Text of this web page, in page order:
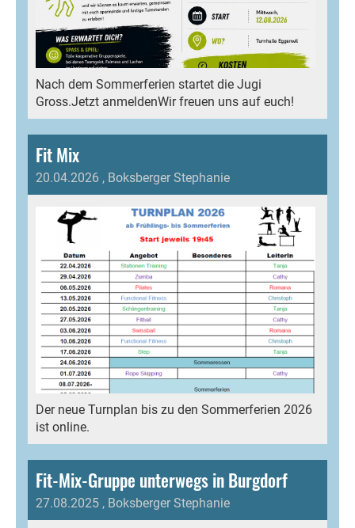
Nach dem Sommerferien startet die Jugi
Gross.Jetzt anmeldenWir freuen uns auf euch!
Fit Mix
20.04.2026 , Boksberger Stephanie
Der neue Turnplan bis zu den Sommerferien 2026
ist online.
Fit-Mix-Gruppe unterwegs in Burgdorf
27.08.2025 , Boksberger Stephanie